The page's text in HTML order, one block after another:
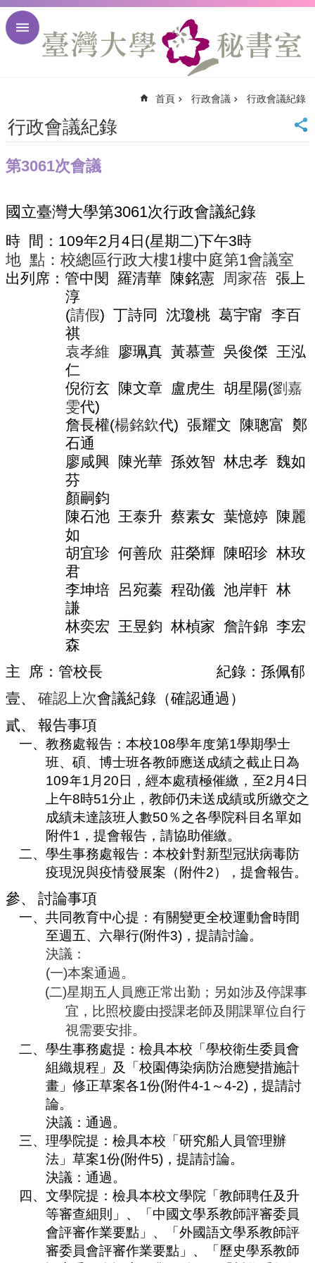
跳到主要內容區塊
首
頁
大
臺
校
訊
English
政
議
校
務
規
員
會
尋
相
動
首頁 行政會議 行政會議紀錄
行政會議紀錄
第3061次會議
國立臺灣大學第3061次行政會議紀錄
時 間： 109年2月 4 日 (星期二)下午3時
地 點：校總區行政大樓1樓中庭第1會議室
出列席：管中閔 羅清華 陳銘憲 周家蓓 張上
淳
(請假) 丁詩同 沈瓊桃 葛宇甯 李百
祺
袁孝維
廖珮真 黃慕萱 吳俊傑 王泓
仁
倪衍玄 陳文章 盧虎生 胡星陽(劉嘉
雯代)
詹長權(楊銘欽代) 張耀文 陳聰富 鄭
石通
廖咸興
陳光華 孫效智 林忠孝 魏如
芬
顏嗣鈞
陳石池 王泰升 蔡素女 葉憶婷
陳麗
如
胡宜珍 何善欣 莊榮輝 陳昭珍 林玫
君
李坤培 呂宛蓁 程劭儀 池岸軒 林
謙
林奕宏 王昱鈞 林楨家 詹許錦 李宏
森
主
席：管校長
紀錄：孫佩郁
壹、
確認上次會議紀錄（確認通過）
貳、
報告事項
一、 教務處報告：本校108學年度第1學期學士
班、碩、博士班各教師應送成績之截止日為
109年1 月 20 日，經本處積極催繳，至2 月 4 日
上午8時51分止，教師仍未送成績或所繳交之
成績未達該班人數50％之各學院科目名單如
附件1 ，提會報告，請協助催繳。
二、 學生事務處報告：本校針對新型冠狀病毒防
疫現況與疫情發展案（附件2），提會報告。
參、 討論事項
一、 共同教育中心提：有關變更全校運動會時間
至週五、六舉行(附件3)，提請討論。
決議：
(一)本案通過。
(二)星期五人員應正常出勤；另如涉及停課事
宜， 比照校慶由授課老師及開課單位自行
視需要安排。
二、 學生事務處提： 檢具本校「學校衛生委員會
組織規程 」及
「校園傳染病防治應變措施計
畫」 修正草案各1份(附件4-1 ～4-2)，提請討
論。
決議： 通過。
三、 理學院提：檢具本校「研究船人員管理辦
法」草案1份(附件5)，提請討論。
決議： 通過。
四、 文學院提：檢具本校文學院「教師聘任及升
等審查細則」、「中國文學系教師評審委員
會評審作業要點」、「外國語文學系教師評
審委員會評審作業要點」、「歷史學系教師